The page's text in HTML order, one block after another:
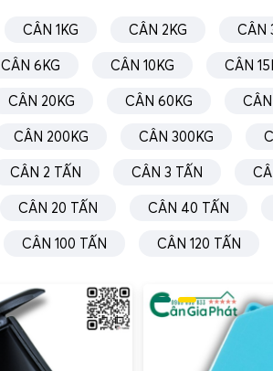
CÂN 1KG CÂN 2KG CÂN
CÂN 6KG CÂN 10KG CÂN
CÂN 20KG CÂN 60KG
CÂN 200KG CÂN 300KG
CÂN 2 TẤN CÂN 3 TẤN
CÂN 20 TẤN CÂN 40 TẤN
CÂN 100 TẤN CÂN 120 TẤN